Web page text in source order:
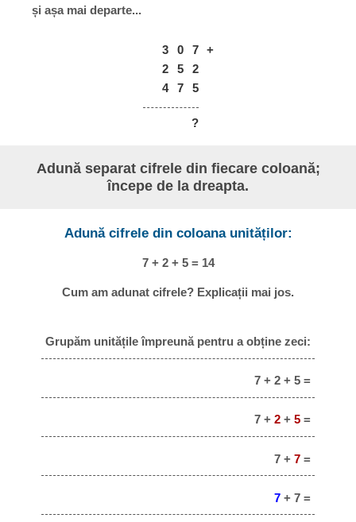
și așa mai departe...
3 0 7
+
2
5
2
4
7 5
?
Adună separat cifrele din fiecare coloană;
începe de la dreapta.
Adună cifrele din coloana unităților:
7 + 2 + 5 = 14
Cum am adunat cifrele? Explicații mai jos.
Grupăm unitățile împreună pentru a obține zeci:
7 + 2 + 5 =
7 + 2 + 5 =
7 + 7 =
7 + 7 =